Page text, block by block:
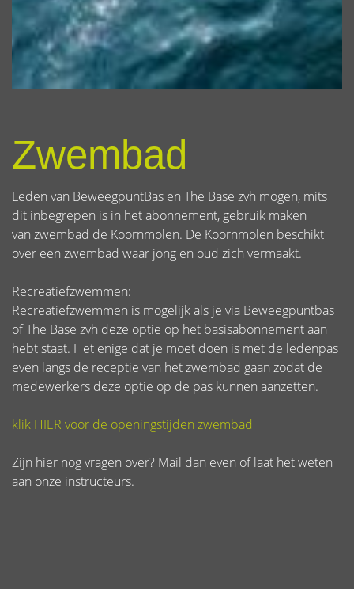
Zwembad
Leden van BeweegpuntBas en The Base zvh mogen, mits
dit inbegrepen is in het abonnement, gebruik maken
van zwembad de Koornmolen. De Koornmolen beschikt
over een zwembad waar jong en oud zich vermaakt.
Recreatiefzwemmen:
Recreatiefzwemmen is mogelijk als je via Beweegpuntbas
of The Base zvh deze optie op het basisabonnement aan
hebt staat. Het enige dat je moet doen is met de ledenpas
even langs de receptie van het zwembad gaan zodat de
medewerkers deze optie op de pas kunnen aanzetten.
klik HIER voor de openingstijden zwembad
Zijn hier nog vragen over? Mail dan even of laat het weten
aan onze instructeurs.